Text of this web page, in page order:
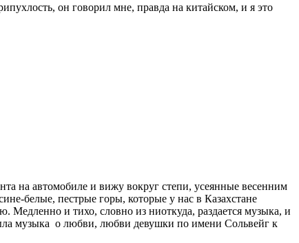
он говорил мне, правда на китайском, и я это
на автомобиле и вижу вокруг степи, усеянные весенним
белые, пестрые горы, которые у нас в Казахстане
Медленно и тихо, словно из ниоткуда, раздается музыка, и
музыка о любви, любви девушки по имени Сольвейг к